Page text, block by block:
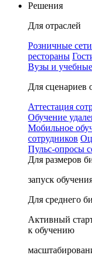
Решения
Для отраслей
Розничные сети
рестораны
Вузы и
Для сценариев
Аттестация
Обучение
Мобильное
сотрудников
Пульс-опросы
Для размеров
запуск
Для среднего
Активный
к обучению